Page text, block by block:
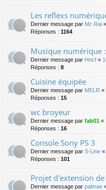
Les reflexs
Dernier message par Mc Rai «
Réponses : 1164
Musique numérique
Dernier message par Hncf «
Réponses : 8
Cuisine équipée
Dernier message par MELR «
Réponses : 15
wc broyeur
Dernier message par fab01 «
Réponses : 16
Console Sony PS 3
Dernier message par S-Line «
Réponses : 101
Projet d'extension
Dernier message par palmae